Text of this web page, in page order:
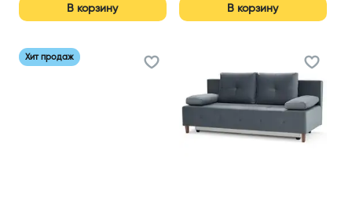
В корзину В корзину
Хит продаж